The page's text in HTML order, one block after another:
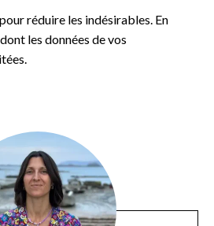
réduire les indésirables. En
les données de vos
.